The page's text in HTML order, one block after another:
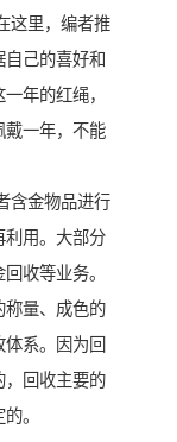
这里，编者推
己的喜好和
年的红绳，
戴一年，不能
含金物品进行
利用。大部分
收等业务。
称量、成色的
系。因为回
，回收主要的
。